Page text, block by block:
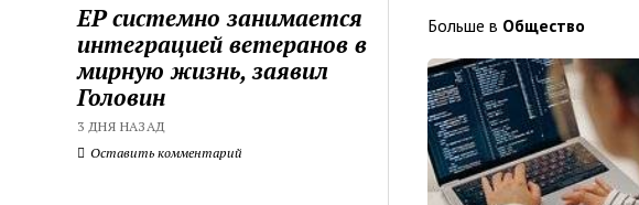
ЕР системно занимается
интеграцией ветеранов в
мирную жизнь, заявил
Головин
3 ДНЯ НАЗАД
Оставить комментарий
Больше в Общество